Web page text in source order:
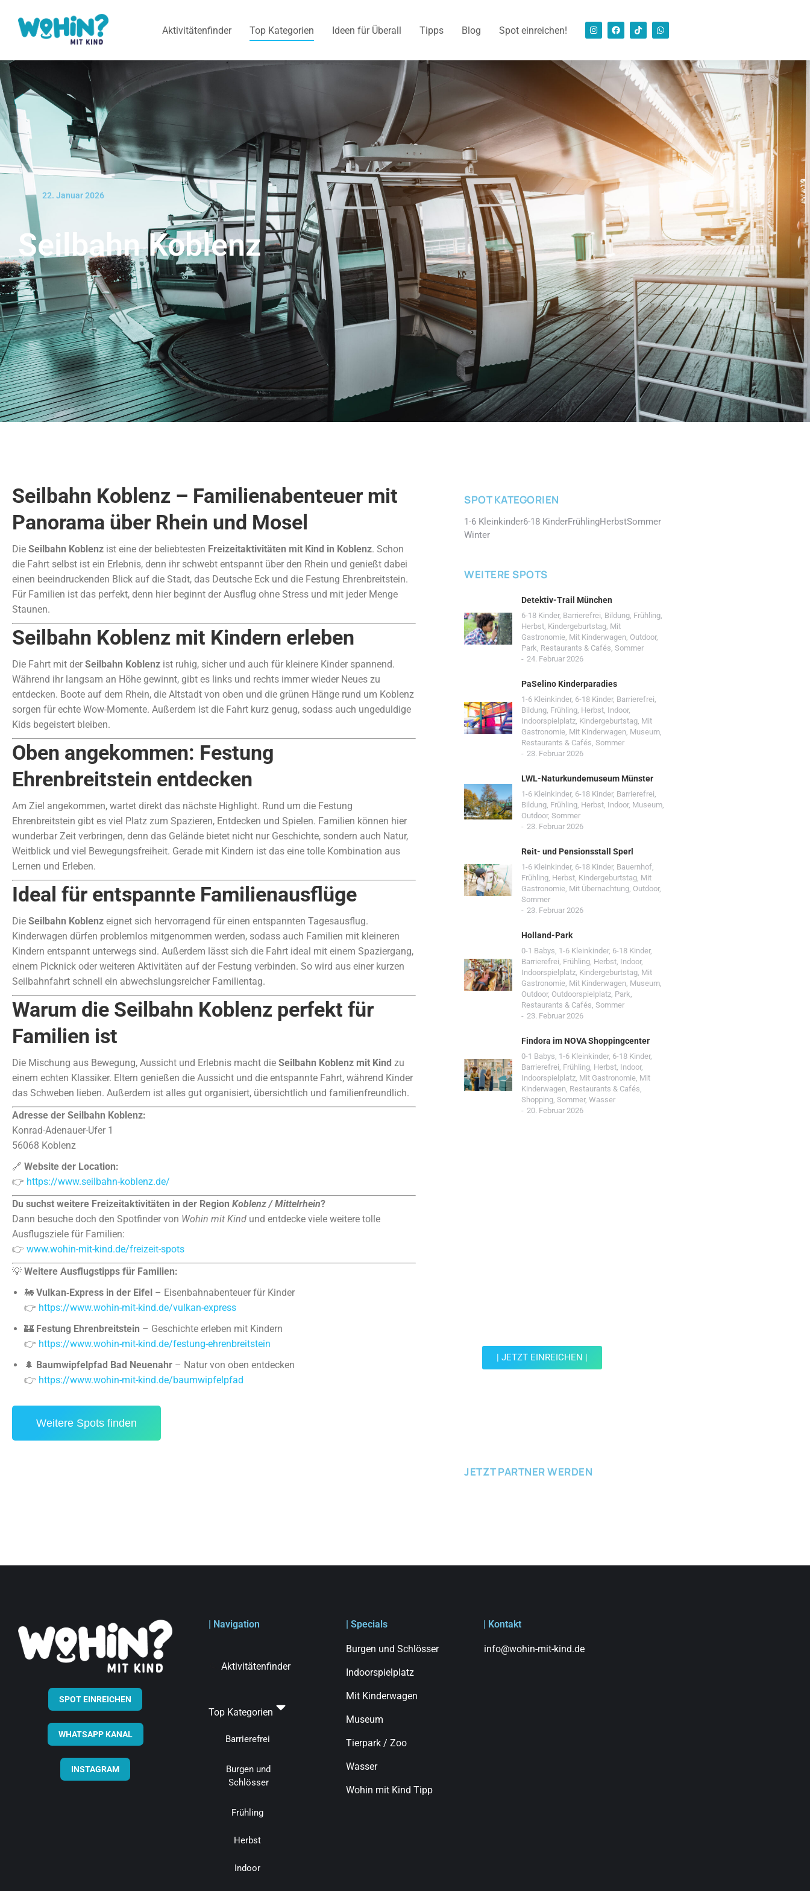
Aktivitätenfinder Top Kategorien Ideen für Überall Tipps Blog Spot einreichen!
22. Januar 2026
Seilbahn Koblenz
Seilbahn Koblenz – Familienabenteuer mit
Panorama über Rhein und Mosel
Die Seilbahn Koblenz ist eine der beliebtesten Freizeitaktivitäten mit Kind in Koblenz. Schon
die Fahrt selbst ist ein Erlebnis, denn ihr schwebt entspannt über den Rhein und genießt dabei
einen beeindruckenden Blick auf die Stadt, das Deutsche Eck und die Festung Ehrenbreitstein.
Für Familien ist das perfekt, denn hier beginnt der Ausflug ohne Stress und mit jeder Menge
Staunen.
Seilbahn Koblenz mit Kindern erleben
Die Fahrt mit der Seilbahn Koblenz ist ruhig, sicher und auch für kleinere Kinder spannend.
Während ihr langsam an Höhe gewinnt, gibt es links und rechts immer wieder Neues zu
entdecken. Boote auf dem Rhein, die Altstadt von oben und die grünen Hänge rund um Koblenz
sorgen für echte Wow-Momente. Außerdem ist die Fahrt kurz genug, sodass auch ungeduldige
Kids begeistert bleiben.
Oben angekommen: Festung
Ehrenbreitstein entdecken
Am Ziel angekommen, wartet direkt das nächste Highlight. Rund um die Festung
Ehrenbreitstein gibt es viel Platz zum Spazieren, Entdecken und Spielen. Familien können hier
wunderbar Zeit verbringen, denn das Gelände bietet nicht nur Geschichte, sondern auch Natur,
Weitblick und viel Bewegungsfreiheit. Gerade mit Kindern ist das eine tolle Kombination aus
Lernen und Erleben.
Ideal für entspannte Familienausflüge
Die Seilbahn Koblenz eignet sich hervorragend für einen entspannten Tagesausflug.
Kinderwagen dürfen problemlos mitgenommen werden, sodass auch Familien mit kleineren
Kindern entspannt unterwegs sind. Außerdem lässt sich die Fahrt ideal mit einem Spaziergang,
einem Picknick oder weiteren Aktivitäten auf der Festung verbinden. So wird aus einer kurzen
Seilbahnfahrt schnell ein abwechslungsreicher Familientag.
Warum die Seilbahn Koblenz perfekt für
Familien ist
Die Mischung aus Bewegung, Aussicht und Erlebnis macht die Seilbahn Koblenz mit Kind zu
einem echten Klassiker. Eltern genießen die Aussicht und die entspannte Fahrt, während Kinder
das Schweben lieben. Außerdem ist alles gut organisiert, übersichtlich und familienfreundlich.
Adresse der Seilbahn Koblenz:
Konrad-Adenauer-Ufer 1
56068 Koblenz
🔗 Website der Location:
👉 https://www.seilbahn-koblenz.de/
Du suchst weitere Freizeitaktivitäten in der Region Koblenz / Mittelrhein?
Dann besuche doch den Spotfinder von Wohin mit Kind und entdecke viele weitere tolle
Ausflugsziele für Familien:
👉 www.wohin-mit-kind.de/freizeit-spots
💡 Weitere Ausflugstipps für Familien:
🚂 Vulkan‑Express in der Eifel – Eisenbahnabenteuer für Kinder
👉 https://www.wohin-mit-kind.de/vulkan-express
🏰 Festung Ehrenbreitstein – Geschichte erleben mit Kindern
👉 https://www.wohin-mit-kind.de/festung-ehrenbreitstein
🌲 Baumwipfelpfad Bad Neuenahr – Natur von oben entdecken
👉 https://www.wohin-mit-kind.de/baumwipfelpfad
Weitere Spots finden
SPOT KATEGORIEN
1-6 Kleinkinder6-18 KinderFrühlingHerbstSommer
Winter
WEITERE SPOTS
Detektiv-Trail München
6-18 Kinder, Barrierefrei, Bildung, Frühling,
Herbst, Kindergeburtstag, Mit
Gastronomie, Mit Kinderwagen, Outdoor,
Park, Restaurants & Cafés, Sommer
24. Februar 2026
PaSelino Kinderparadies
1-6 Kleinkinder, 6-18 Kinder, Barrierefrei,
Bildung, Frühling, Herbst, Indoor,
Indoorspielplatz, Kindergeburtstag, Mit
Gastronomie, Mit Kinderwagen, Museum,
Restaurants & Cafés, Sommer
23. Februar 2026
LWL-Naturkundemuseum Münster
1-6 Kleinkinder, 6-18 Kinder, Barrierefrei,
Bildung, Frühling, Herbst, Indoor, Museum,
Outdoor, Sommer
23. Februar 2026
Reit- und Pensionsstall Sperl
1-6 Kleinkinder, 6-18 Kinder, Bauernhof,
Frühling, Herbst, Kindergeburtstag, Mit
Gastronomie, Mit Übernachtung, Outdoor,
Sommer
23. Februar 2026
Holland-Park
0-1 Babys, 1-6 Kleinkinder, 6-18 Kinder,
Barrierefrei, Frühling, Herbst, Indoor,
Indoorspielplatz, Kindergeburtstag, Mit
Gastronomie, Mit Kinderwagen, Museum,
Outdoor, Outdoorspielplatz, Park,
Restaurants & Cafés, Sommer
23. Februar 2026
Findora im NOVA Shoppingcenter
0-1 Babys, 1-6 Kleinkinder, 6-18 Kinder,
Barrierefrei, Frühling, Herbst, Indoor,
Indoorspielplatz, Mit Gastronomie, Mit
Kinderwagen, Restaurants & Cafés,
Shopping, Sommer, Wasser
20. Februar 2026
| JETZT EINREICHEN |
JETZT PARTNER WERDEN
SPOT EINREICHEN
WHATSAPP KANAL
INSTAGRAM
| Navigation
Aktivitätenfinder
Top Kategorien
Barrierefrei
Burgen und
Schlösser
Frühling
Herbst
Indoor
| Specials
Burgen und Schlösser
Indoorspielplatz
Mit Kinderwagen
Museum
Tierpark / Zoo
Wasser
Wohin mit Kind Tipp
| Kontakt
info@wohin-mit-kind.de